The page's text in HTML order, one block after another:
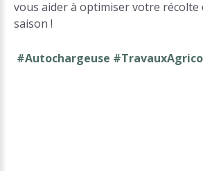
vous aider à optimiser votre récolte
saison !
#Autochargeuse